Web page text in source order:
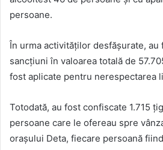
persoane.
În urma activităților desfășurate, au
sancțiuni în valoarea totală de
fost aplicate pentru nerespectarea
Totodată, au fost confiscate 1.715
persoane care le ofereau spre
orașului Deta, fiecare persoană